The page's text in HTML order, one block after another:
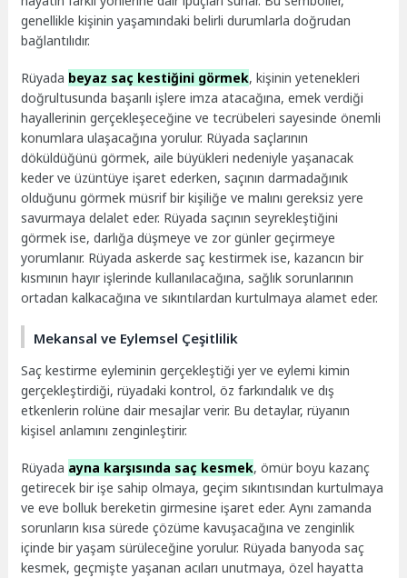
genellikle kişinin yaşamındaki belirli durumlarla doğrudan
bağlantılıdır.
Rüyada beyaz saç kestiğini görmek, kişinin yetenekleri
doğrultusunda başarılı işlere imza atacağına, emek verdiği
hayallerinin gerçekleşeceğine ve tecrübeleri sayesinde önemli
konumlara ulaşacağına yorulur. Rüyada saçlarının
döküldüğünü görmek, aile büyükleri nedeniyle yaşanacak
keder ve üzüntüye işaret ederken, saçının darmadağınık
olduğunu görmek müsrif bir kişiliğe ve malını gereksiz yere
savurmaya delalet eder. Rüyada saçının seyrekleştiğini
görmek ise, darlığa düşmeye ve zor günler geçirmeye
yorumlanır. Rüyada askerde saç kestirmek ise, kazancın bir
kısmının hayır işlerinde kullanılacağına, sağlık sorunlarının
ortadan kalkacağına ve sıkıntılardan kurtulmaya alamet eder.
Mekansal ve Eylemsel Çeşitlilik
Saç kestirme eyleminin gerçekleştiği yer ve eylemi kimin
gerçekleştirdiği, rüyadaki kontrol, öz farkındalık ve dış
etkenlerin rolüne dair mesajlar verir. Bu detaylar, rüyanın
kişisel anlamını zenginleştirir.
Rüyada ayna karşısında saç kesmek, ömür boyu kazanç
getirecek bir işe sahip olmaya, geçim sıkıntısından kurtulmaya
ve eve bolluk bereketin girmesine işaret eder. Aynı zamanda
sorunların kısa sürede çözüme kavuşacağına ve zenginlik
içinde bir yaşam sürüleceğine yorulur. Rüyada banyoda saç
kesmek, geçmişte yaşanan acıları unutmaya, özel hayatta